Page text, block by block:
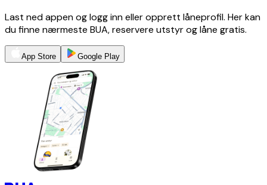
Last ned appen og logg inn eller opprett låneprofil. Her kan
du finne nærmeste BUA, reservere utstyr og låne gratis.
App Store Google Play